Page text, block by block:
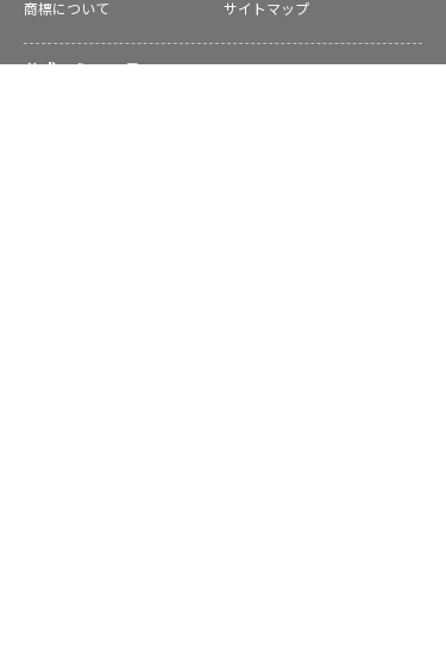
商標について
サイトマップ
公式コミュニティ